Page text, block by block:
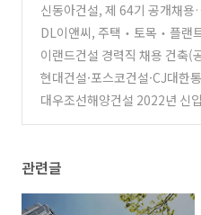
신동아건설, 제 64기 공개채
접수
(0)
DL이앤씨, 주택‧토목‧플랜
개 부문서 채용 진행 (0)
이랜드건설 경력직 채용 건축(
(전기,기계), 조경시공, 재무 (0)
현대건설·포스코건설·CJ대한
인턴/신입/경력 채용 (0)
대우조선해양건설 2022년 신
관련글